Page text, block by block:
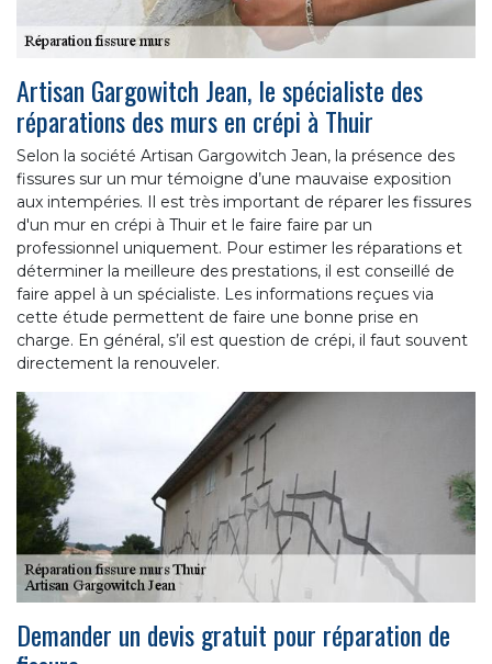
Artisan Gargowitch Jean, le spécialiste des
réparations des murs en crépi à Thuir
Selon la société Artisan Gargowitch Jean, la présence des
fissures sur un mur témoigne d’une mauvaise exposition
aux intempéries. Il est très important de réparer les fissures
d'un mur en crépi à Thuir et le faire faire par un
professionnel uniquement. Pour estimer les réparations et
déterminer la meilleure des prestations, il est conseillé de
faire appel à un spécialiste. Les informations reçues via
cette étude permettent de faire une bonne prise en
charge. En général, s’il est question de crépi, il faut souvent
directement la renouveler.
Demander un devis gratuit pour réparation de